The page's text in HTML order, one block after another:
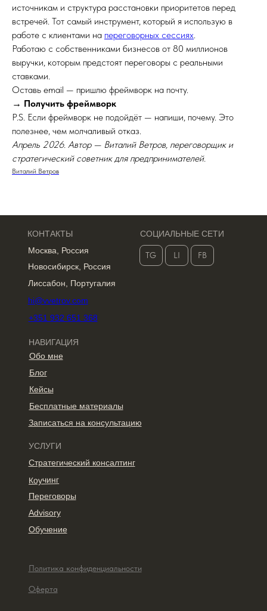
источникам и структура расстановки приоритетов перед
встречей. Тот самый инструмент, который я использую в
работе с клиентами на переговорных сессиях.
Работаю с собственниками бизнесов от 80 миллионов
выручки, которым предстоят переговоры с реальными
ставками.
Оставь email — пришлю фреймворк на почту.
→ Получить фреймворк
P.S. Если фреймворк не подойдёт — напиши, почему. Это
полезнее, чем молчаливый отказ.
Апрель 2026. Автор — Виталий Ветров, переговорщик и
стратегический советник для предпринимателей.
Виталий Ветров
КОНТАКТЫ
Москва, Россия
Новосибирск, Россия
+351 932 651 368
hi@vvetrov.com
Лиссабон, Португалия
НАВИГАЦИЯ
СОЦИАЛЬНЫЕ СЕТИ
Обучение
Advisory
Переговоры
Коучинг
Стратегический консалтинг
Обо мне
УСЛУГИ
Бесплатные материалы
Кейсы
Блог
Записаться на консультацию
Оферта
Политика конфиденциальности
FB
LI
TG